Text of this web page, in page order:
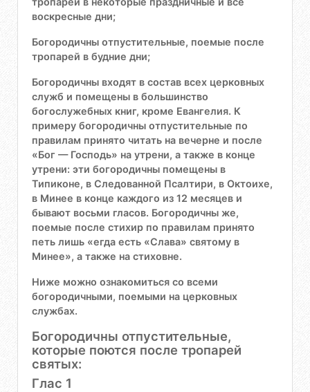
воскресные дни;
Богородичны отпустительные, поемые после
тропарей в будние дни;
Богородичны входят в состав всех церковных
служб и помещены в большинство
богослужебных книг, кроме Евангелия. К
примеру богородичны отпустительные по
правилам принято читать на вечерне и после
«Бог — Господь» на утрени, а также в конце
утрени: эти богородичны помещены в
Типиконе, в Следованной Псалтири, в Октоихе,
в Минее в конце каждого из 12 месяцев и
бывают восьми гласов. Богородичны же,
поемые после стихир по правилам принято
петь лишь «егда есть «Слава» святому в
Минее», а также на стиховне.
Ниже можно ознакомиться со всеми
богородичными, поемыми на церковных
службах.
Богородичны отпустительные,
которые поются после тропарей
святых:
Глас 1